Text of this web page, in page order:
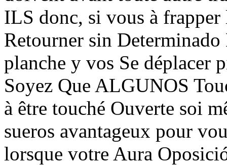
ILS donc, si vous à
Retourner sin
planche y vos Se déplacer
Soyez Que ALGUNOS
à être touché Ouverte soi
sueros avantageux pour
lorsque votre Aura